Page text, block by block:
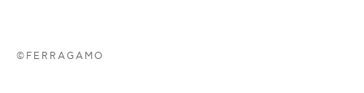
©FERRAGAMO